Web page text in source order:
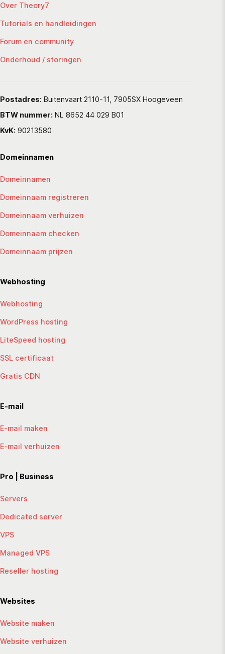
Over Theory7
Tutorials en handleidingen
Forum en community
Onderhoud / storingen
Postadres: Buitenvaart 2110-11, 7905SX Hoogeveen
BTW nummer: NL 8652 44 029 B01
KvK: 90213580
Domeinnamen
Domeinnamen
Domeinnaam registreren
Domeinnaam verhuizen
Domeinnaam checken
Domeinnaam prijzen
Webhosting
Webhosting
WordPress hosting
LiteSpeed hosting
SSL certificaat
Gratis CDN
E-mail
E-mail maken
E-mail verhuizen
Pro | Business
Servers
Dedicated server
VPS
Managed VPS
Reseller hosting
Websites
Website maken
Website verhuizen